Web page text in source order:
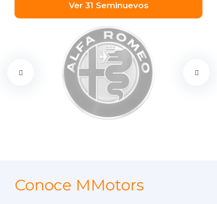
Ver 31 Seminuevos
Conoce MMotors